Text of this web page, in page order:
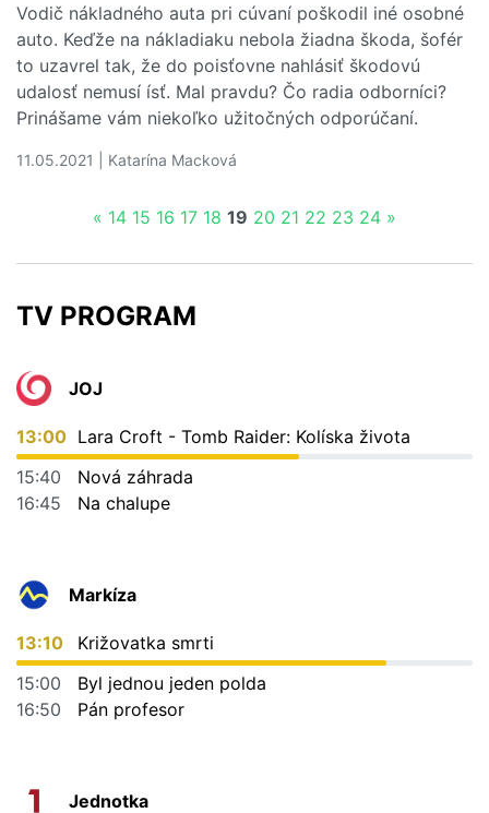
Vodič nákladného auta pri cúvaní poškodil iné osobné
auto. Keďže na nákladiaku nebola žiadna škoda, šofér
to uzavrel tak, že do poisťovne nahlásiť škodovú
udalosť nemusí ísť. Mal pravdu? Čo radia odborníci?
Prinášame vám niekoľko užitočných odporúčaní.
11.05.2021 | Katarína Macková
« 14 15 16 17 18 19 20 21 22 23 24 »
TV PROGRAM
JOJ
13:00 Lara Croft - Tomb Raider: Kolíska života
15:40
Nová záhrada
16:45
Na chalupe
Markíza
13:10
Križovatka smrti
15:00
Byl jednou jeden polda
16:50
Pán profesor
Jednotka